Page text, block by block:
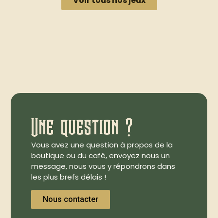
Une question ?
Vous avez une question à propos de la
boutique ou du café, envoyez nous un
message, nous vous y répondrons dans
les plus brefs délais !
Nous contacter